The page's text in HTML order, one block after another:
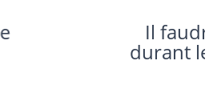
plus temps
deux sessions